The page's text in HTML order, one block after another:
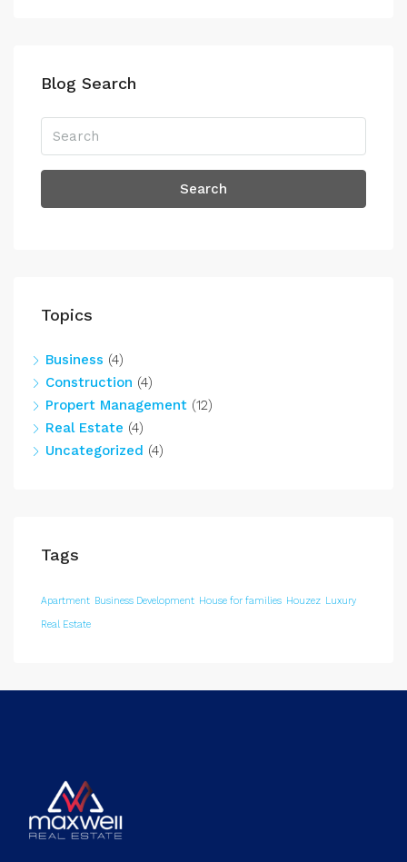
Blog Search
Search
Topics
Business (4)
Construction (4)
Propert Management (12)
Real Estate (4)
Uncategorized (4)
Tags
Apartment Business Development House for families Houzez Luxury
Real Estate